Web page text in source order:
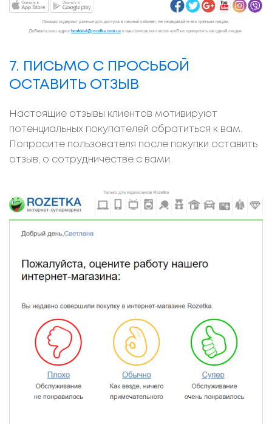
7. ПИСЬМО С ПРОСЬБОЙ
ОСТАВИТЬ ОТЗЫВ
Настоящие отзывы клиентов мотивируют
потенциальных покупателей обратиться к вам.
Попросите пользователя после покупки оставить
отзыв, о сотрудничестве с вами.